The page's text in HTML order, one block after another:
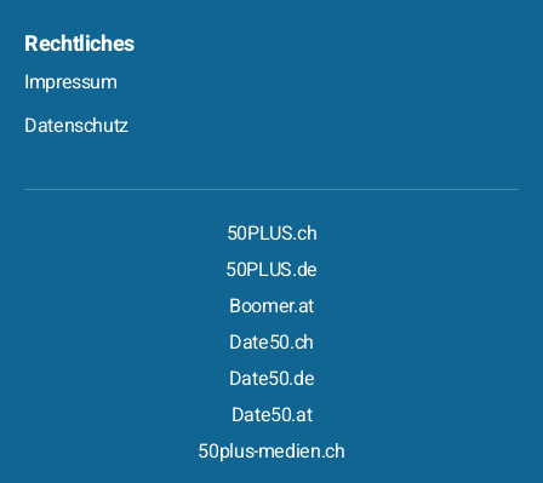
Rechtliches
Impressum
Datenschutz
50PLUS.ch
50PLUS.de
Boomer.at
Date50.ch
Date50.de
Date50.at
50plus-medien.ch